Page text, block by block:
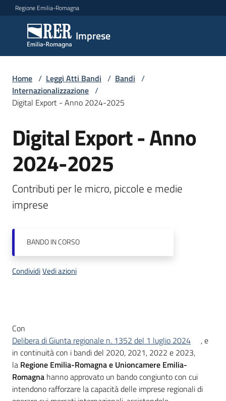
Vai al contenuto
Vai alla navigazione
Vai al footer
Regione Emilia-Romagna
Imprese
Imprese
Argomenti
Servizi
Leggi
Bandi
Progetti
Newsletter
Seguici
Home / Leggi Atti Bandi / Bandi /
Internazionalizzazione /
Digital Export - Anno 2024-2025
Salta al contenuto
Digital Export - Anno
2024-2025
Contributi per le micro, piccole e medie
imprese
BANDOIN CORSO
CondividiVedi azioni
Descrizione
Con
Delibera di Giunta regionale n. 1352 del 1 luglio 2024
, e
in continuità con i bandi del 2020, 2021, 2022 e 2023,
la Regione Emilia-Romagna e Unioncamere Emilia-
Romagna hanno approvato un bando congiunto con cui
intendono rafforzare la capacità delle imprese regionali di